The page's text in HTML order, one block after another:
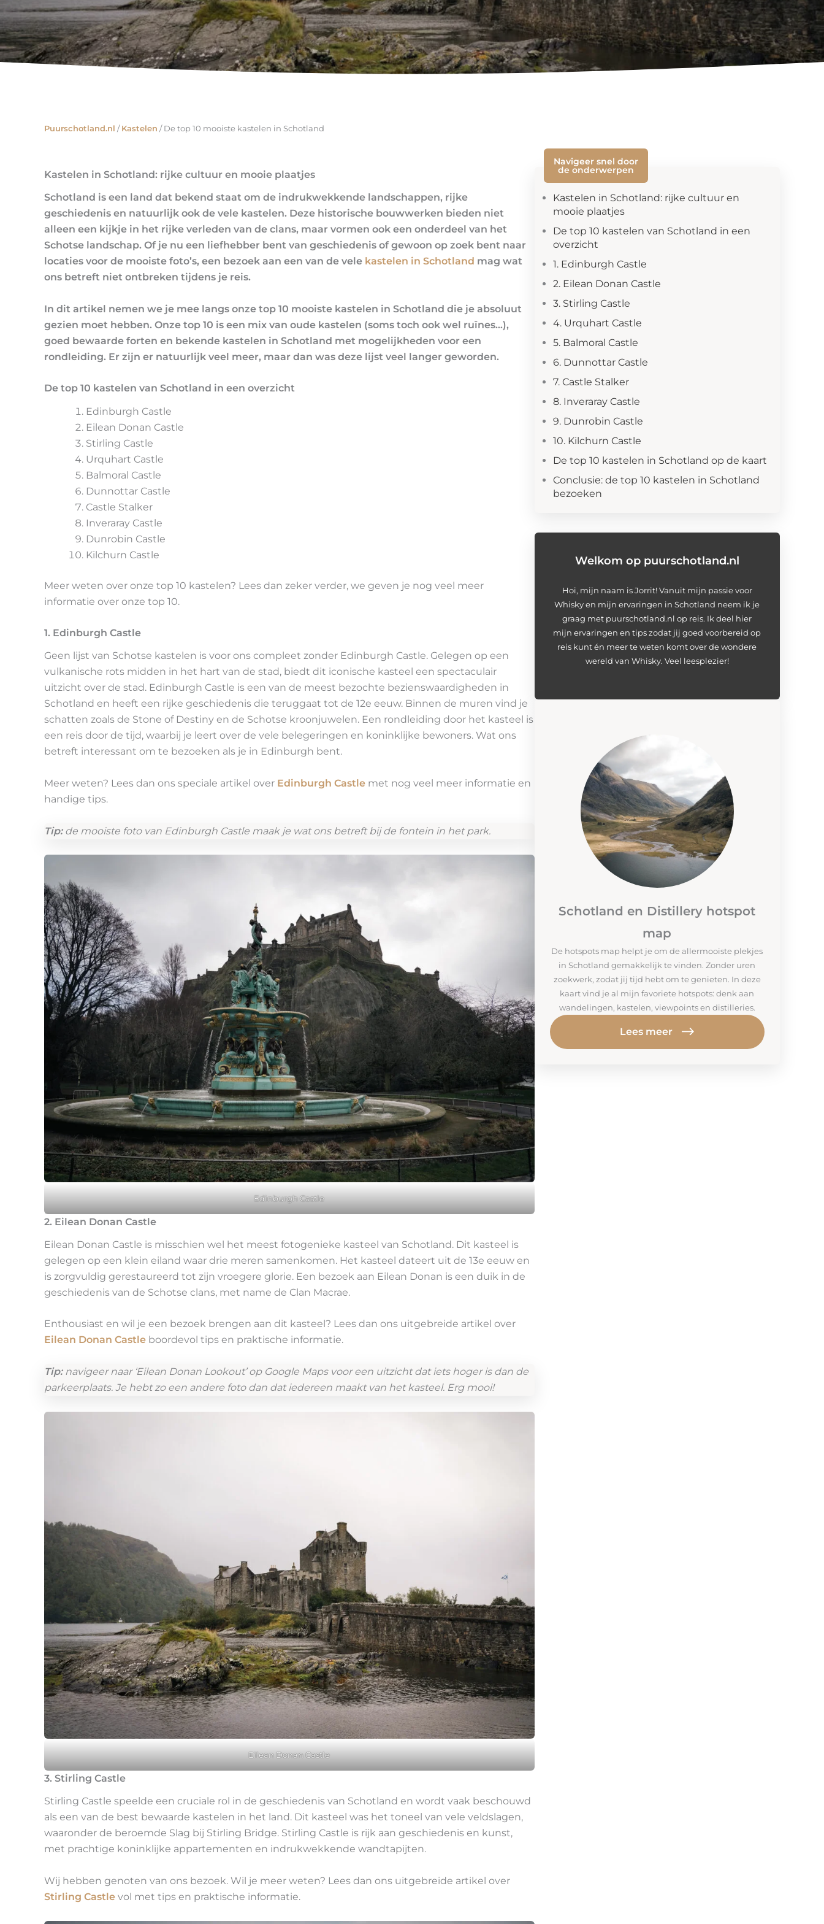
Puurschotland.nl /Kastelen /De top 10 mooiste kastelen in Schotland
Kastelen in Schotland: rijke cultuur en mooie plaatjes
Schotland is een land dat bekend staat om de indrukwekkende landschappen, rijke
geschiedenis en natuurlijk ook de vele kastelen. Deze historische bouwwerken bieden niet
alleen een kijkje in het rijke verleden van de clans, maar vormen ook een onderdeel van het
Schotse landschap. Of je nu een liefhebber bent van geschiedenis of gewoon op zoek bent naar
locaties voor de mooiste foto’s, een bezoek aan een van de vele kastelen in Schotland mag wat
ons betreft niet ontbreken tijdens je reis.
In dit artikel nemen we je mee langs onze top 10 mooiste kastelen in Schotland die je absoluut
gezien moet hebben. Onze top 10 is een mix van oude kastelen (soms toch ook wel ruïnes…),
goed bewaarde forten en bekende kastelen in Schotland met mogelijkheden voor een
rondleiding. Er zijn er natuurlijk veel meer, maar dan was deze lijst veel langer geworden.
De top 10 kastelen van Schotland in een overzicht
Edinburgh Castle
Eilean Donan Castle
Stirling Castle
Urquhart Castle
Balmoral Castle
Dunnottar Castle
Castle Stalker
Inveraray Castle
Dunrobin Castle
Kilchurn Castle
Meer weten over onze top 10 kastelen? Lees dan zeker verder, we geven je nog veel meer
informatie over onze top 10.
1. Edinburgh Castle
Geen lijst van Schotse kastelen is voor ons compleet zonder Edinburgh Castle. Gelegen op een
vulkanische rots midden in het hart van de stad, biedt dit iconische kasteel een spectaculair
uitzicht over de stad. Edinburgh Castle is een van de meest bezochte bezienswaardigheden in
Schotland en heeft een rijke geschiedenis die teruggaat tot de 12e eeuw. Binnen de muren vind je
schatten zoals de Stone of Destiny en de Schotse kroonjuwelen. Een rondleiding door het kasteel is
een reis door de tijd, waarbij je leert over de vele belegeringen en koninklijke bewoners. Wat ons
betreft interessant om te bezoeken als je in Edinburgh bent.
Meer weten? Lees dan ons speciale artikel over Edinburgh Castle met nog veel meer informatie en
handige tips.
Tip: de mooiste foto van Edinburgh Castle maak je wat ons betreft bij de fontein in het park.
Edinburgh Castle
2. Eilean Donan Castle
Eilean Donan Castle is misschien wel het meest fotogenieke kasteel van Schotland. Dit kasteel is
gelegen op een klein eiland waar drie meren samenkomen. Het kasteel dateert uit de 13e eeuw en
is zorgvuldig gerestaureerd tot zijn vroegere glorie. Een bezoek aan Eilean Donan is een duik in de
geschiedenis van de Schotse clans, met name de Clan Macrae.
Enthousiast en wil je een bezoek brengen aan dit kasteel? Lees dan ons uitgebreide artikel over
Eilean Donan Castle boordevol tips en praktische informatie.
Tip:navigeer naar ‘Eilean Donan Lookout’ op Google Maps voor een uitzicht dat iets hoger is dan de
parkeerplaats. Je hebt zo een andere foto dan dat iedereen maakt van het kasteel. Erg mooi!
Eilean Donan Castle
3. Stirling Castle
Stirling Castle speelde een cruciale rol in de geschiedenis van Schotland en wordt vaak beschouwd
als een van de best bewaarde kastelen in het land. Dit kasteel was het toneel van vele veldslagen,
waaronder de beroemde Slag bij Stirling Bridge. Stirling Castle is rijk aan geschiedenis en kunst,
met prachtige koninklijke appartementen en indrukwekkende wandtapijten.
Wij hebben genoten van ons bezoek. Wil je meer weten? Lees dan ons uitgebreide artikel over
Stirling Castle vol met tips en praktische informatie.
Navigeer snel door
de onderwerpen
Kastelen in Schotland: rijke cultuur en
mooie plaatjes
De top 10 kastelen van Schotland in een
overzicht
1. Edinburgh Castle
2. Eilean Donan Castle
3. Stirling Castle
4. Urquhart Castle
5. Balmoral Castle
6. Dunnottar Castle
7. Castle Stalker
8. Inveraray Castle
9. Dunrobin Castle
10. Kilchurn Castle
De top 10 kastelen in Schotland op de kaart
Conclusie: de top 10 kastelen in Schotland
bezoeken
Welkom op puurschotland.nl
Hoi, mijn naam is Jorrit! Vanuit mijn passie voor
Whisky en mijn ervaringen in Schotland neem ik je
graag met puurschotland.nl op reis. Ik deel hier
mijn ervaringen en tips zodat jij goed voorbereid op
reis kunt én meer te weten komt over de wondere
wereld van Whisky. Veel leesplezier!
Schotland en Distillery hotspot
map
De hotspots map helpt je om de allermooiste plekjes
in Schotland gemakkelijk te vinden. Zonder uren
zoekwerk, zodat jij tijd hebt om te genieten. In deze
kaart vind je al mijn favoriete hotspots: denk aan
wandelingen, kastelen, viewpoints en distilleries.
Lees meer